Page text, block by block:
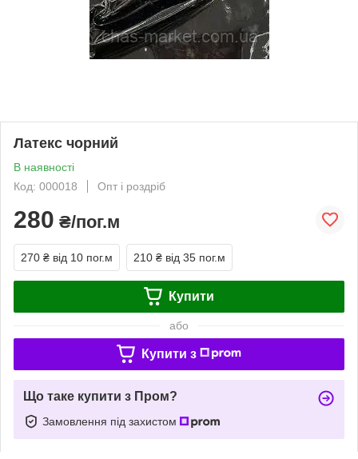
Латекс чорний
В наявності
Код: 000018
Опт і роздріб
280 ₴/пог.м
270 ₴ від 10 пог.м 210 ₴ від 35 пог.м
Купити
або
Купити з
Що таке купити з Пром?
Замовлення під захистом